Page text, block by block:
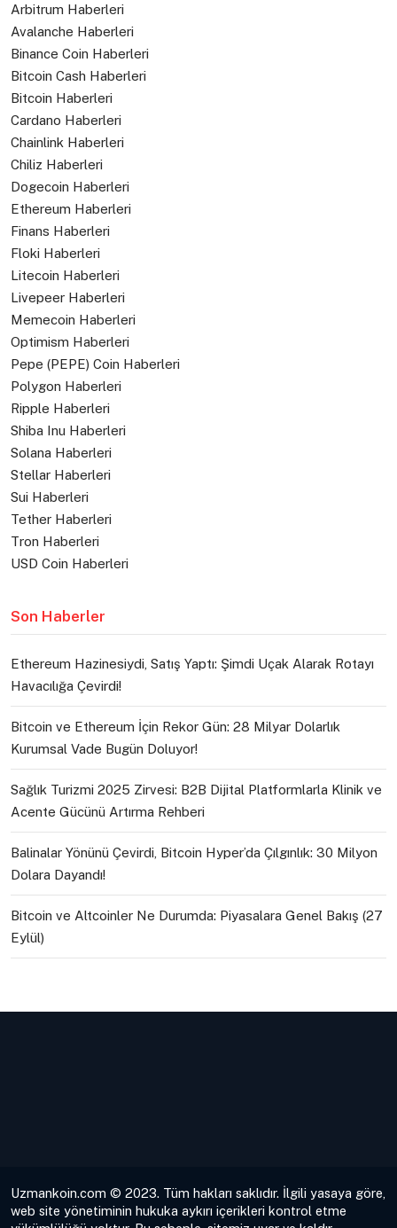
Arbitrum Haberleri
Avalanche Haberleri
Binance Coin Haberleri
Bitcoin Cash Haberleri
Bitcoin Haberleri
Cardano Haberleri
Chainlink Haberleri
Chiliz Haberleri
Dogecoin Haberleri
Ethereum Haberleri
Finans Haberleri
Floki Haberleri
Litecoin Haberleri
Livepeer Haberleri
Memecoin Haberleri
Optimism Haberleri
Pepe (PEPE) Coin Haberleri
Polygon Haberleri
Ripple Haberleri
Shiba Inu Haberleri
Solana Haberleri
Stellar Haberleri
Sui Haberleri
Tether Haberleri
Tron Haberleri
USD Coin Haberleri
Son Haberler
Ethereum Hazinesiydi, Satış Yaptı: Şimdi Uçak Alarak Rotayı
Havacılığa Çevirdi!
Bitcoin ve Ethereum İçin Rekor Gün: 28 Milyar Dolarlık
Kurumsal Vade Bugün Doluyor!
Sağlık Turizmi 2025 Zirvesi: B2B Dijital Platformlarla Klinik ve
Acente Gücünü Artırma Rehberi
Balinalar Yönünü Çevirdi, Bitcoin Hyper’da Çılgınlık: 30 Milyon
Dolara Dayandı!
Bitcoin ve Altcoinler Ne Durumda: Piyasalara Genel Bakış (27
Eylül)
Uzmankoin.com © 2023. Tüm hakları saklıdır. İlgili yasaya göre,
web site yönetiminin hukuka aykırı içerikleri kontrol etme